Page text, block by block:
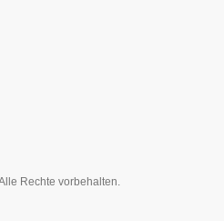
Rechte vorbehalten.